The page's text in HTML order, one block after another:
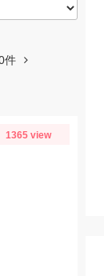
件
1365 view